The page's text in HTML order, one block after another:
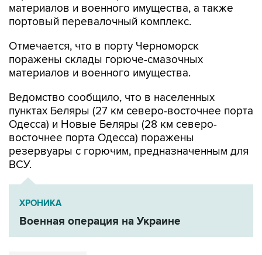
материалов и военного имущества, а также
портовый перевалочный комплекс.
Отмечается, что в порту Черноморск
поражены склады горюче-смазочных
материалов и военного имущества.
Ведомство сообщило, что в населенных
пунктах Беляры (27 км северо-восточнее порта
Одесса) и Новые Беляры (28 км северо-
восточнее порта Одесса) поражены
резервуары с горючим, предназначенным для
ВСУ.
ХРОНИКА
Военная операция на Украине